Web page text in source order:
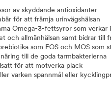
av skyddande antioxidanter
för att främja urinvägshälsan
Omega-3-fettsyror som verkar
och allmänhälsan samt bidrar till
som FOS och MOS som
till de goda tarmbakterierna
för att motverka plack
varken spannmål eller